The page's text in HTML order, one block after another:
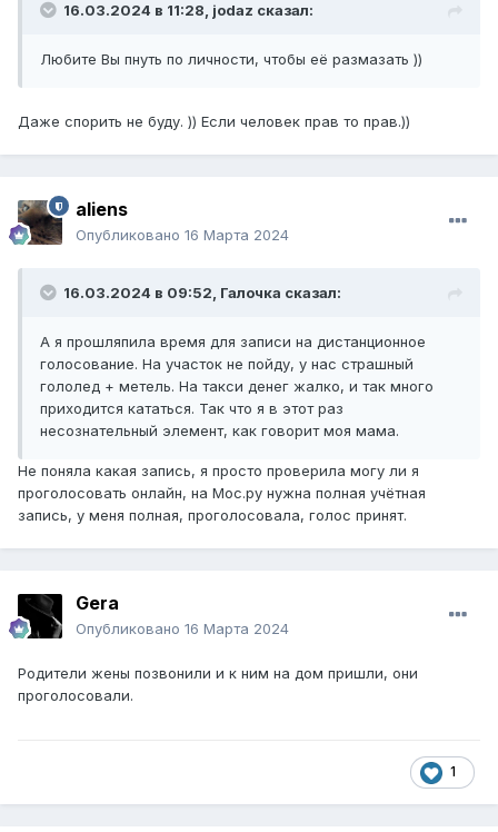
16.03.2024 в 11:28, jodaz сказал:
Любите Вы пнуть по личности, чтобы её размазать ))
Даже спорить не буду. )) Если человек прав то прав.))
aliens
Опубликовано 16 Марта 2024
16.03.2024 в 09:52, Галочка сказал:
А я прошляпила время для записи на дистанционное
голосование. На участок не пойду, у нас страшный
гололед + метель. На такси денег жалко, и так много
приходится кататься. Так что я в этот раз
несознательный элемент, как говорит моя мама.
Не поняла какая запись, я просто проверила могу ли я
проголосовать онлайн, на Мос.ру нужна полная учётная
запись, у меня полная, проголосовала, голос принят.
Gera
Опубликовано 16 Марта 2024
Родители жены позвонили и к ним на дом пришли, они
проголосовали.
1